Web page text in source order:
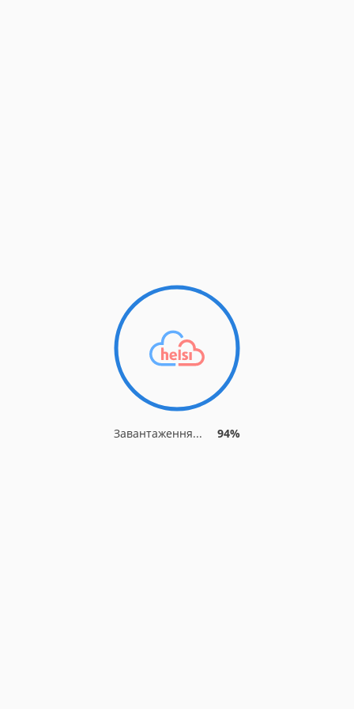
Завантаження... 94%